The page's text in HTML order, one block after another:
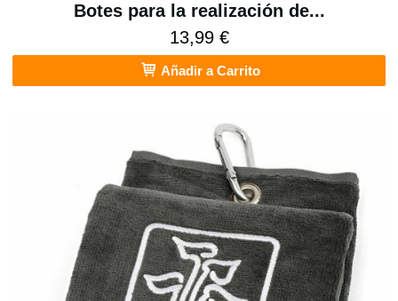
Botes para la realización de...
13,99 €
Añadir a Carrito